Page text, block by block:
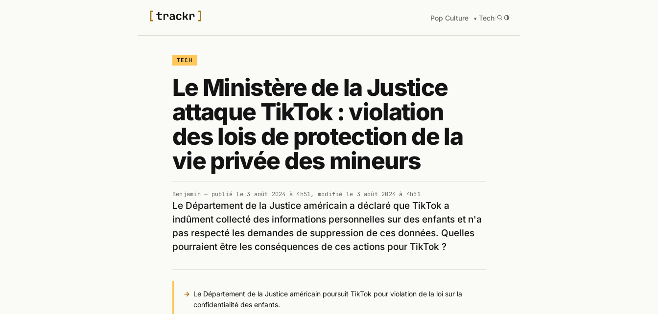
Pop Culture Tech/
TECH
Le Ministère de la Justice
attaque TikTok : violation
des lois de protection de la
vie privée des mineurs
Benjamin — publié le 3 août 2024 à 4h51, modifié le 3 août 2024 à 4h51
Le Département de la Justice américain a déclaré que TikTok a
indûment collecté des informations personnelles sur des enfants et n'a
pas respecté les demandes de suppression de ces données. Quelles
pourraient être les conséquences de ces actions pour TikTok ?
Le Département de la Justice américain poursuit TikTok pour violation de la loi sur la
confidentialité des enfants.